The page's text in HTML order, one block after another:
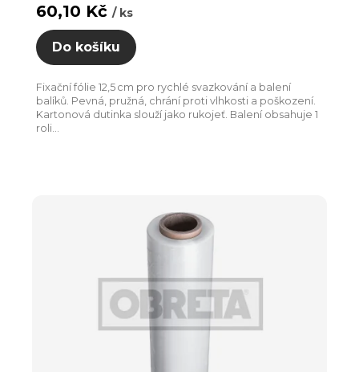
60,10 Kč / ks
Do košíku
Fixační fólie 12,5 cm pro rychlé svazkování a balení
balíků. Pevná, pružná, chrání proti vlhkosti a poškození.
Kartonová dutinka slouží jako rukojeť. Balení obsahuje 1
roli...